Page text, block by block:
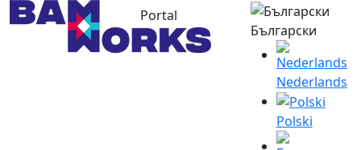
Portal
Български
Nederlands
Polski